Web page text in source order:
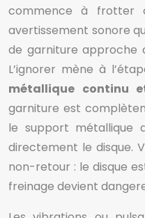
commence à frotter
avertissement sonore
de garniture approche
L’ignorer mène à
métallique continu
garniture est
le support métallique
directement le disque.
non-retour : le disque
freinage devient